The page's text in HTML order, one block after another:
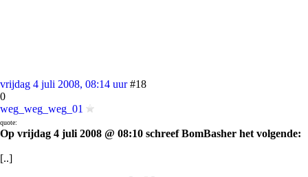
vrijdag 4 juli 2008, 08:14 uur #18
0
weg_weg_weg_01
quote:
Op vrijdag 4 juli 2008 @ 08:10 schreef BomBasher het volgende:
[..]